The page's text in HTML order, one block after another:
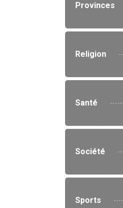
Provinces
Religion
Santé
Société
Sports